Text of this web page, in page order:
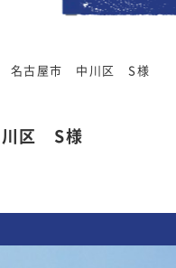
名古屋市 中川区 S様
区 S様